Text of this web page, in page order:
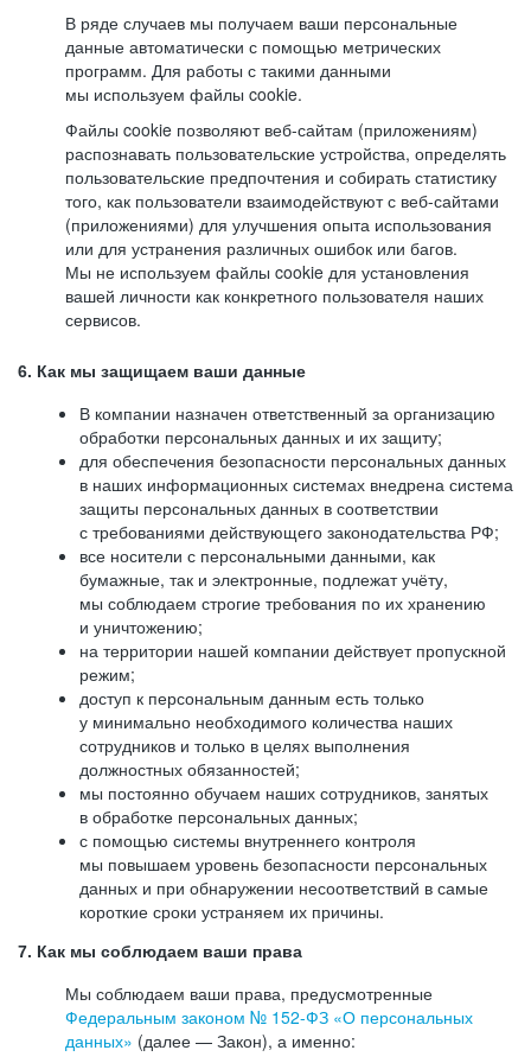
В ряде случаев мы получаем ваши персональные
данные автоматически с помощью метрических
программ. Для работы с такими данными
мы используем файлы cookie.
Файлы cookie позволяют веб-сайтам (приложениям)
распознавать пользовательские устройства, определять
пользовательские предпочтения и собирать статистику
того, как пользователи взаимодействуют с веб-сайтами
(приложениями) для улучшения опыта использования
или для устранения различных ошибок или багов.
Мы не используем файлы cookie для установления
вашей личности как конкретного пользователя наших
сервисов.
6. Как мы защищаем ваши данные
В компании назначен ответственный за организацию
обработки персональных данных и их защиту;
для обеспечения безопасности персональных данных
в наших информационных системах внедрена система
защиты персональных данных в соответствии
с требованиями действующего законодательства РФ;
все носители с персональными данными, как
бумажные, так и электронные, подлежат учёту,
мы соблюдаем строгие требования по их хранению
и уничтожению;
на территории нашей компании действует пропускной
режим;
доступ к персональным данным есть только
у минимально необходимого количества наших
сотрудников и только в целях выполнения
должностных обязанностей;
мы постоянно обучаем наших сотрудников, занятых
в обработке персональных данных;
с помощью системы внутреннего контроля
мы повышаем уровень безопасности персональных
данных и при обнаружении несоответствий в самые
короткие сроки устраняем их причины.
7. Как мы соблюдаем ваши права
Мы соблюдаем ваши права, предусмотренные
Федеральным законом № 152-ФЗ «О персональных
данных» (далее — Закон), а именно: